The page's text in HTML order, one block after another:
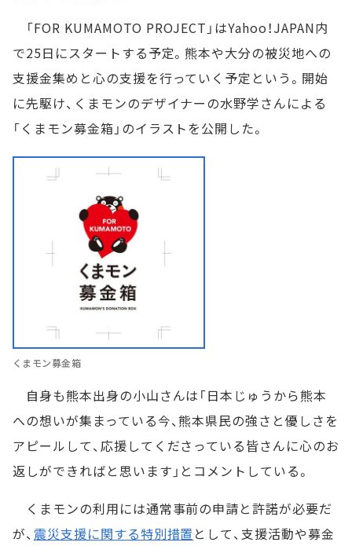
「FOR KUMAMOTO PROJECT」はYahoo！JAPAN内
で25日にスタートする予定。熊本や大分の被災地への
支援金集めと心の支援を行っていく予定という。開始
に先駆け、くまモンのデザイナーの水野学さんによる
「くまモン募金箱」のイラストを公開した。
くまモン募金箱
自身も熊本出身の小山さんは「日本じゅうから熊本
への想いが集まっている今、熊本県民の強さと優しさを
アピールして、応援してくださっている皆さんに心のお
返しができればと思います」とコメントしている。
くまモンの利用には通常事前の申請と許諾が必要だ
が、 震災支援に関する特別措置 として、支援活動や募金